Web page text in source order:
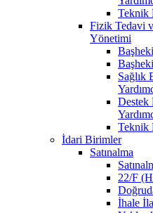
Teknik
Fizik Tedavi
Yönetimi
Sağlık
Destek
Teknik
İdari Birimler
Satınalma
22/F
İhale